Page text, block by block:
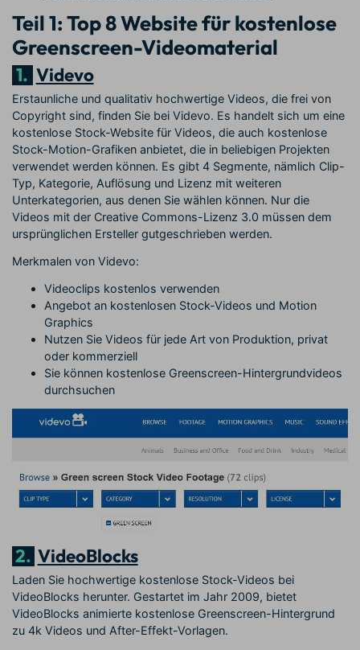
Teil 1: Top 8 Website für kostenlose
Greenscreen-Videomaterial
1. Videvo
Erstaunliche und qualitativ hochwertige Videos, die frei von
Copyright sind, finden Sie bei Videvo. Es handelt sich um eine
kostenlose Stock-Website für Videos, die auch kostenlose
Stock-Motion-Grafiken anbietet, die in beliebigen Projekten
verwendet werden können. Es gibt 4 Segmente, nämlich Clip-
Typ, Kategorie, Auflösung und Lizenz mit weiteren
Unterkategorien, aus denen Sie wählen können. Nur die
Videos mit der Creative Commons-Lizenz 3.0 müssen dem
ursprünglichen Ersteller gutgeschrieben werden.
Merkmalen von Videvo:
Videoclips kostenlos verwenden
Angebot an kostenlosen Stock-Videos und Motion
Graphics
Nutzen Sie Videos für jede Art von Produktion, privat
oder kommerziell
Sie können kostenlose Greenscreen-Hintergrundvideos
durchsuchen
2. VideoBlocks
Laden Sie hochwertige kostenlose Stock-Videos bei
VideoBlocks herunter. Gestartet im Jahr 2009, bietet
VideoBlocks animierte kostenlose Greenscreen-Hintergrund
zu 4k Videos und After-Effekt-Vorlagen.